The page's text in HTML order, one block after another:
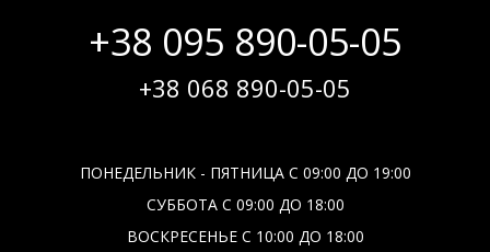
+38 095 890-05-05
+38 068 890-05-05
ПОНЕДЕЛЬНИК - ПЯТНИЦА С 09:00 ДО 19:00
СУББОТА С 09:00 ДО 18:00
ВОСКРЕСЕНЬЕ С 10:00 ДО 18:00